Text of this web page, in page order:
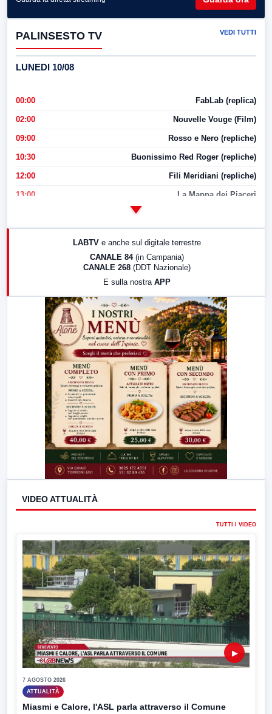
PALINSESTO TV VEDI TUTTI
LUNEDI 10/08
00:00 FabLab (replica)
02:00 Nouvelle Vouge (Film)
09:00 Rosso e Nero (repliche)
10:30 Buonissimo Red Roger (repliche)
12:00 Fili Meridiani (repliche)
13:00 La Mappa dei Piaceri
17:00 LabNews (replica)
LabNews (replica)
LABTV e anche sul digitale terrestre
CANALE 84 (in Campania)
CANALE 268 (DDT Nazionale)
E sulla nostra APP
VIDEO ATTUALITÀ
TUTTI I VIDEO
▶
7 AGOSTO 2026
ATTUALITÀ
Miasmi e Calore, l'ASL parla attraverso il Comune